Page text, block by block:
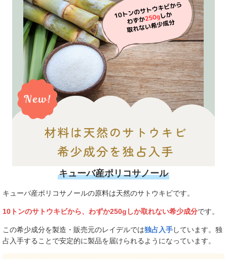
キューバ産ポリコサノール
キューバ産ポリコサノールの原料は天然のサトウキビです。
10トンのサトウキビから、わずか250gしか取れない希少成分です。
この希少成分を製造・販売元のレイデルでは独占入手しています。独
占入手することで安定的に製品を届けられるようになっています。